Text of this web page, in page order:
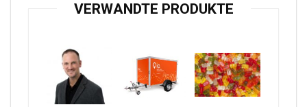
VERWANDTE PRODUKTE